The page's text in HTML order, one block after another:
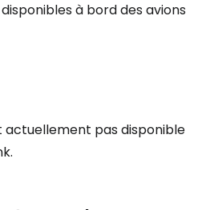
à bord des avions
actuellement pas disponible